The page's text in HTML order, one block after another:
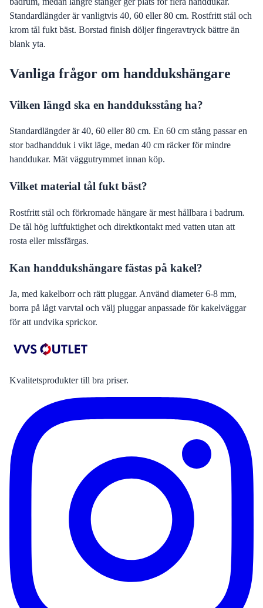
Standardlängder är vanligtvis 40, 60 eller 80 cm. Rostfritt stål och
krom tål fukt bäst. Borstad finish döljer fingeravtryck bättre än
blank yta.
Vanliga frågor om handdukshängare
Vilken längd ska en handduksstång ha?
Standardlängder är 40, 60 eller 80 cm. En 60 cm stång passar en
stor badhandduk i vikt läge, medan 40 cm räcker för mindre
handdukar. Mät väggutrymmet innan köp.
Vilket material tål fukt bäst?
Rostfritt stål och förkromade hängare är mest hållbara i badrum.
De tål hög luftfuktighet och direktkontakt med vatten utan att
rosta eller missfärgas.
Kan handdukshängare fästas på kakel?
Ja, med kakelborr och rätt pluggar. Använd diameter 6-8 mm,
borra på lågt varvtal och välj pluggar anpassade för kakelväggar
för att undvika sprickor.
Kvalitetsprodukter till bra priser.